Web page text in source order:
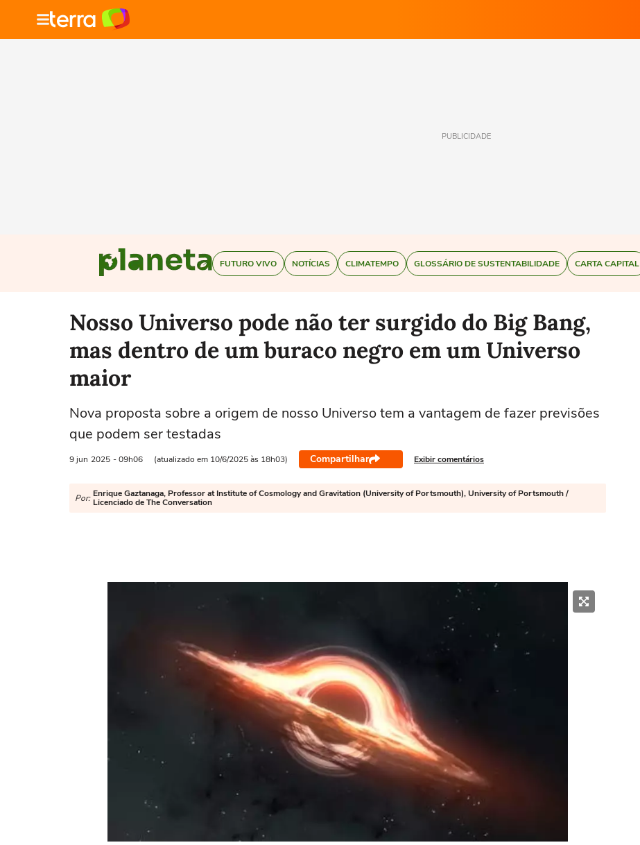
PUBLICIDADE
FUTURO VIVO NOTÍCIAS CLIMATEMPO GLOSSÁRIO DE SUSTENTABILIDADE CARTA CAPITAL
Nosso Universo pode não ter surgido do Big Bang,
mas dentro de um buraco negro em um Universo
maior
Nova proposta sobre a origem de nosso Universo tem a vantagem de fazer previsões
que podem ser testadas
9 jun 2025 - 09h06 (atualizado em 10/6/2025 às 18h03) Compartilhar Exibir comentários
Por: Enrique Gaztanaga, Professor at Institute of Cosmology and Gravitation (University of Portsmouth), University of Portsmouth /
Licenciado de The Conversation